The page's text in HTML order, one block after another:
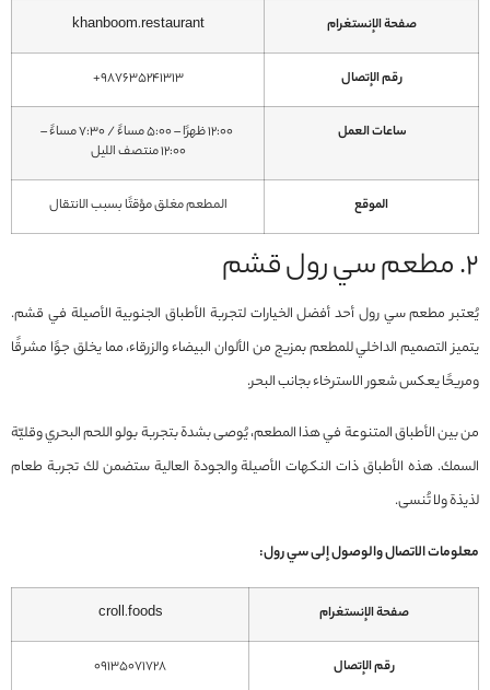
صفحة الإنستغرام khanboom.restaurant
رقم الإتصال 987635241313+
ساعات العمل
12:00 ظهرًا – 5:00 مساءً / 7:30 مساءً –
12:00 منتصف الليل
الموقع المطعم مغلق مؤقتًا بسبب الانتقال
2. مطعم سي رول قشم
يُعتبر مطعم سي رول أحد أفضل الخيارات لتجربة الأطباق الجنوبية الأصيلة في قشم.
يتميز التصميم الداخلي للمطعم بمزيج من الألوان البيضاء والزرقاء، مما يخلق جوًا مشرقًا
ومريحًا يعكس شعور الاسترخاء بجانب البحر.
من بين الأطباق المتنوعة في هذا المطعم، يُوصى بشدة بتجربة بولو اللحم البحري وقليّة
السمك. هذه الأطباق ذات النكهات الأصيلة والجودة العالية ستضمن لك تجربة طعام
لذيذة ولا تُنسى.
معلومات الاتصال والوصول إلى سي رول:
صفحة الإنستغرام croll.foods
رقم الإتصال 09135071728